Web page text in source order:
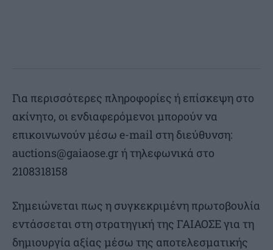
Για περισσότερες πληροφορίες ή επίσκεψη στο
ακίνητο, οι ενδιαφερόμενοι μπορούν να
επικοινωνούν μέσω e-mail στη διεύθυνση:
auctions@gaiaose.gr ή τηλεφωνικά στο
2108318158
Σημειώνεται πως η συγκεκριμένη πρωτοβουλία
εντάσσεται στη στρατηγική της ΓΑΙΑΟΣΕ για τη
δημιουργία αξίας μέσω της αποτελεσματικής